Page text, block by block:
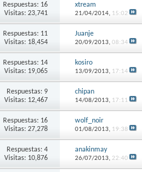
Respuestas: 16
Visitas: 23,741
xtream
21/04/2014, 15:02
Respuestas: 11
Visitas: 18,454
Juanje
20/09/2013, 08:34
Respuestas: 14
Visitas: 19,065
kosiro
13/09/2013, 17:14
Respuestas: 9
Visitas: 12,467
chipan
14/08/2013, 17:11
Respuestas: 16
Visitas: 27,278
wolf_noir
01/08/2013, 19:38
Respuestas: 4
Visitas: 10,876
anakinmay
26/07/2013, 22:40